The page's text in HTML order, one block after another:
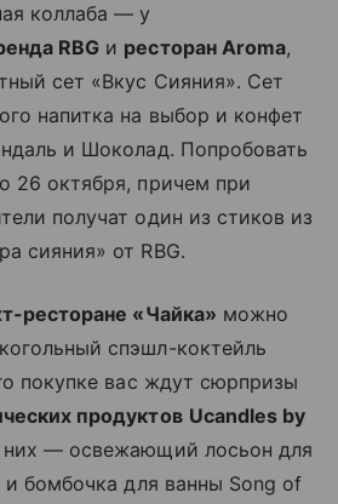
коллаба — у
RBG и ресторан Aroma,
сет «Вкус Сияния». Сет
напитка на выбор и конфет
и Шоколад. Попробовать
26 октября, причем при
получат один из стиков из
сияния» от RBG.
ресторане «Чайка» можно
спэшл-коктейль
покупке вас ждут сюрпризы
продуктов Ucandles by
— освежающий лосьон для
и бомбочка для ванны Song of